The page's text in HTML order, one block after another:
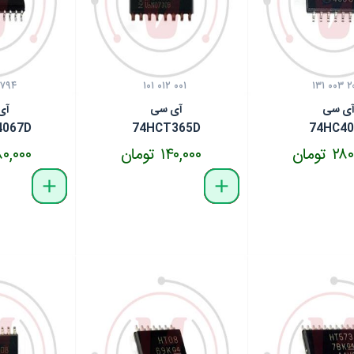
۰۰۳ ۲۰۸
آی سی
۱۰۱ ۰۱۲ ۰۰۱
آی سی
74HCT365D
۱۴۰,۰۰۰ تومان
delete
remove
add
۳۸۰,۰۰۰
delete
remove
add